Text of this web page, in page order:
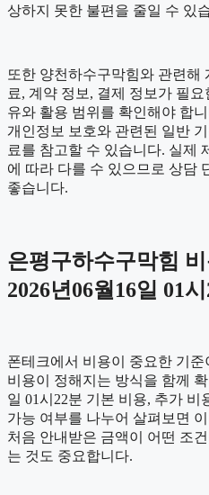
상하지 못한 불편을 줄일 수 있
또한 양천하수구막힘와 관련해
료, 계약 정보, 결제 정보가 필
유와 활용 범위를 확인해야 합
개인정보 보호와 관련된 일반
료를 참고할 수 있습니다. 실제
에 따라 다를 수 있으므로 상담
좋습니다.
은평구하수구막힘
2026년06월16일 01
폰테크에서 비용이 중요한 기
비용이 정해지는 방식을 함께
일 01시22분 기본 비용, 추가 비
가능 여부를 나누어 살펴보면
처음 안내받은 금액이 어떤 조
는 것도 중요합니다.